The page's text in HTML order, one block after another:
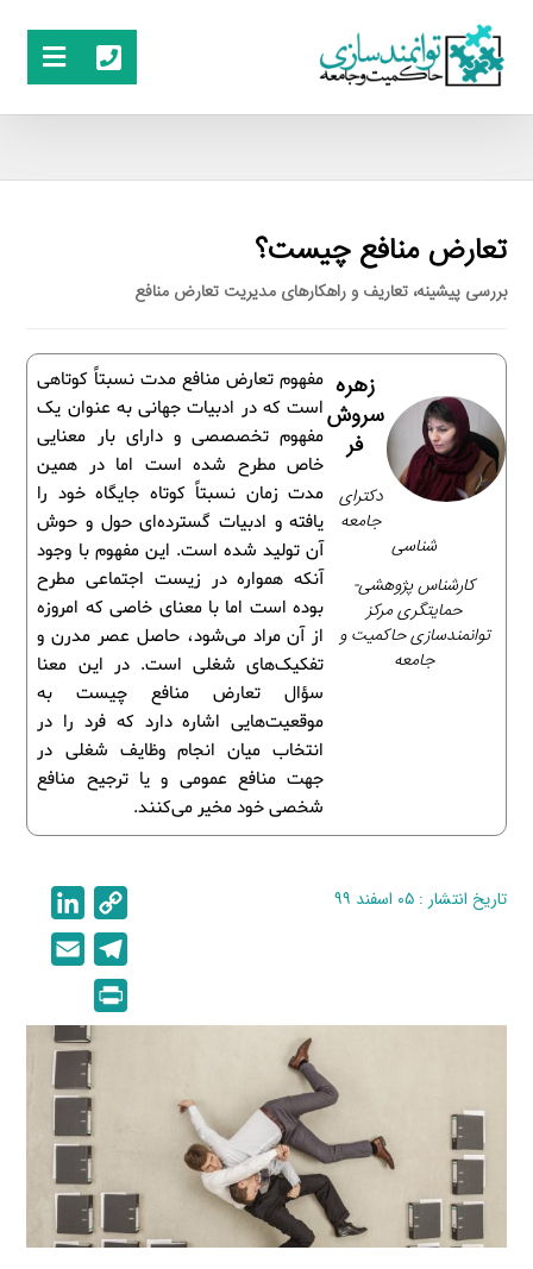
تعارض منافع چیست؟
بررسی پیشینه، تعاریف و راهکارهای مدیریت تعارض منافع
مفهوم تعارض منافع مدت نسبتاً کوتاهی
است که در ادبیات جهانی به عنوان یک
مفهوم تخصصصی و دارای بار معنایی
خاص مطرح شده است اما در همین
مدت زمان نسبتاً کوتاه جایگاه خود را
یافته و ادبیات گسترده‌ای حول و حوش
آن تولید شده است. این مفهوم با وجود
آنکه همواره در زیست اجتماعی مطرح
بوده است اما با معنای خاصی که امروزه
از آن مراد می‌شود، حاصل عصر مدرن و
تفکیک‌های شغلی است. در این معنا
سؤال تعارض منافع چیست به
موقعیت‌هایی اشاره دارد که فرد را در
انتخاب میان انجام وظایف شغلی در
جهت منافع عمومی و یا ترجیح منافع
شخصی خود مخیر می‌کنند.
زهره
سروش
فر
دکترای
جامعه
شناسی
کارشناس پژوهشی-
حمایتگری مرکز
توانمندسازی حاکمیت و
جامعه
تاریخ انتشار : ۰۵ اسفند ۹۹
o
p
y
L
i
n
k
i
n
e
e
l
e
g
r
a
m
r
i
n
t